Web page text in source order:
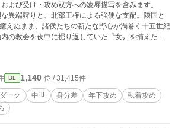
よび受け・攻め双方への凌辱描写を含みます。
端狩りと、北部王権による強硬な支配。隣国と
えぬまま、諸侯たちの新たな野心が渦巻く十五世紀
息子アルナウト・デ・ヴァルクロスが牢へ向かう
ン。 権力から追われる身となっ
Gnostic Society内 ww
ja.
約聖書（1917年） htt
French Roads http://www.
BL 1,140 位 / 31,415件
ダーク 中世 身分差 年下攻め
執着攻め